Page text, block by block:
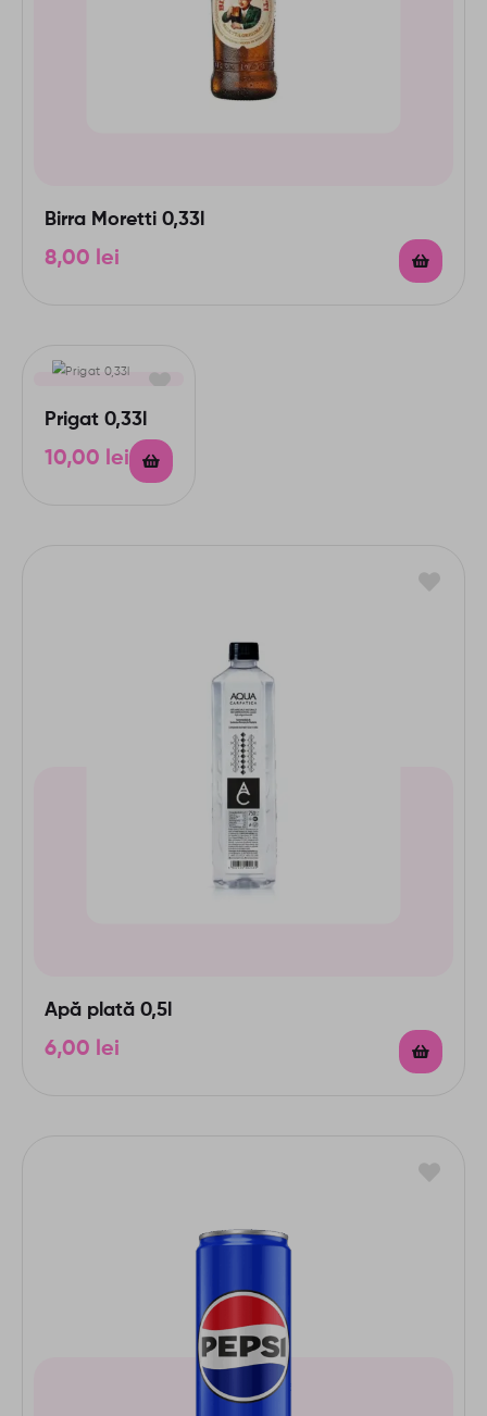
Birra Moretti 0,33l
8,00 lei
Prigat 0,33l
10,00 lei
Apă plată 0,5l
6,00 lei